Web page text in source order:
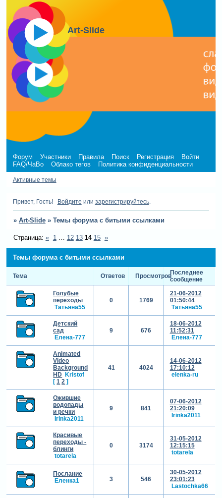
Art-Slide
Форум Участники Правила Поиск Регистрация
Войти
FAQ/ЧаВо
Облако тегов Политика конфиденциальности
Активные темы
Привет, Гость! Войдите или зарегистрируйтесь.
» Art-Slide » Темы форума с битыми ссылками
Темы форума с битыми ссылками
Страница: « 1 … 12 13 14 15 »
Тема Ответов ПросмотровПоследнее
сообщение
Голубые
переходы
Татьяна55
0 1769
21-06-2012
01:50:44
Татьяна55
Детский
сад
Елена-777
9 676
18-06-2012
11:52:31
Елена-777
Animated
Video
Background
HD Kristof
[ 1 2 ]
41 4024
14-06-2012
17:10:12
elenka-ru
Ожившие
водопады
и речки
Irinka2011
9 841
07-06-2012
21:20:09
Irinka2011
Красивые
переходы -
блинги
totarela
0 3174
31-05-2012
12:15:15
totarela
Послание
Еленка1
3 546
30-05-2012
23:01:23
Lastochka66